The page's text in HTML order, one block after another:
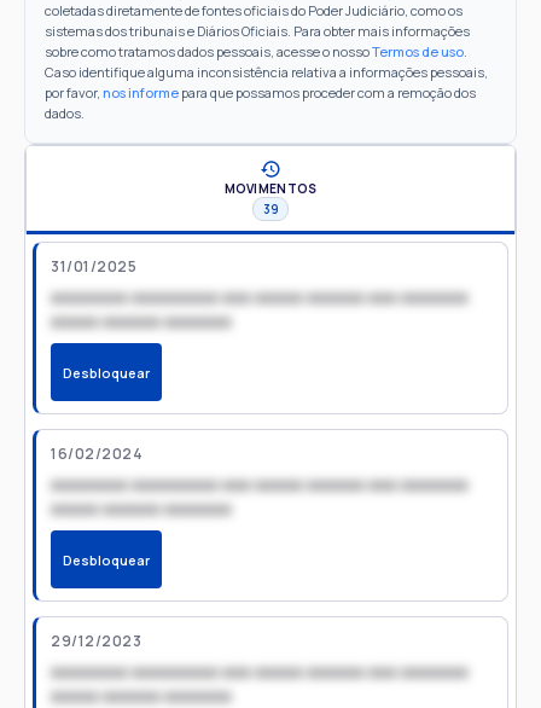
coletadas diretamente de fontes oficiais do Poder Judiciário, como os
sistemas dos tribunais e Diários Oficiais. Para obter mais informações
sobre como tratamos dados pessoais, acesse o nossoTermos de uso.
Caso identifique alguma inconsistência relativa a informações pessoais,
por favor, nos informe para que possamos proceder com a remoção dos
dados.
MOVIMENTOS
39
31/01/2025
xxxxxxxx xxxxxxxxx xxx xxxxx xxxxxx xxx xxxxxxx
xxxxx xxxxxx xxxxxxx
Desbloquear
16/02/2024
xxxxxxxx xxxxxxxxx xxx xxxxx xxxxxx xxx xxxxxxx
xxxxx xxxxxx xxxxxxx
Desbloquear
29/12/2023
xxxxxxxx xxxxxxxxx xxx xxxxx xxxxxx xxx xxxxxxx
xxxxx xxxxxx xxxxxxx